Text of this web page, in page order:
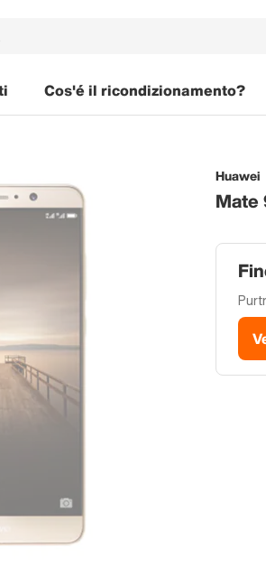
Cos'é il ricondizionamento?
Huawei
Mate